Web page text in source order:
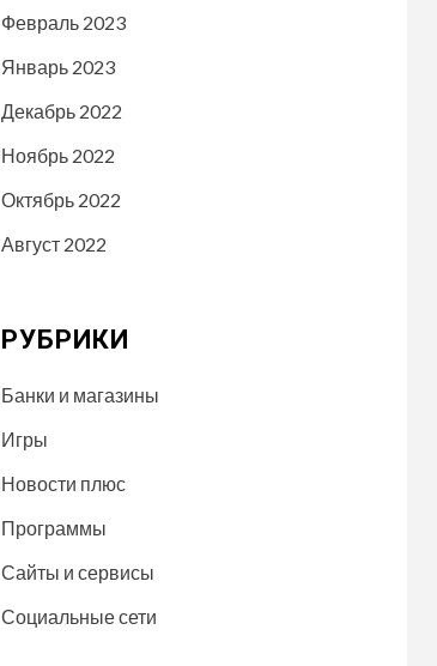
Февраль 2023
Январь 2023
Декабрь 2022
Ноябрь 2022
Октябрь 2022
Август 2022
РУБРИКИ
Банки и магазины
Игры
Новости плюс
Программы
Сайты и сервисы
Социальные сети